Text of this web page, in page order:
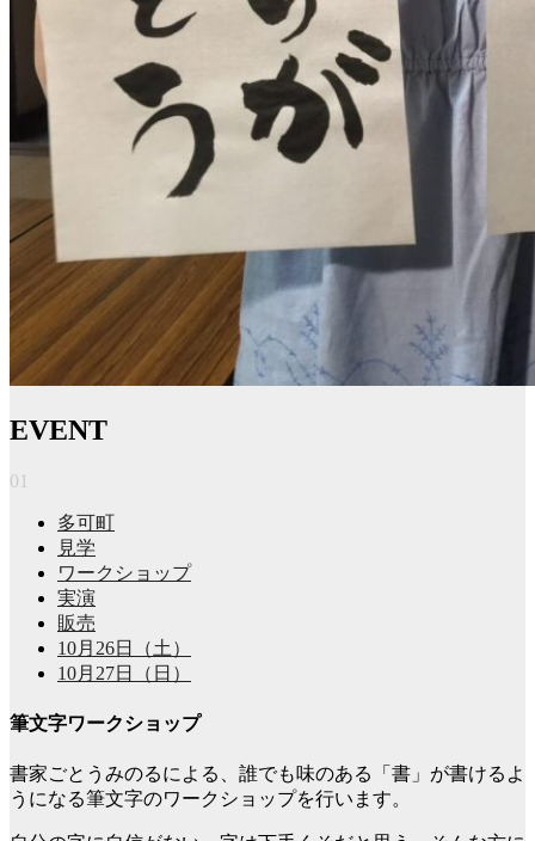
EVENT
01
多可町
見学
ワークショップ
実演
販売
10月26日（土）
10月27日（日）
筆文字ワークショップ
書家ごとうみのるによる、誰でも味のある「書」が書けるよ
うになる筆文字のワークショップを行います。